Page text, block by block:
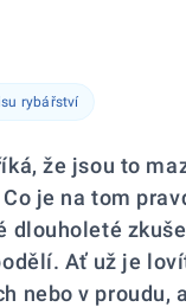
rybářství
že jsou to
je na tom
dlouholeté
Ať už je
nebo v proudu,